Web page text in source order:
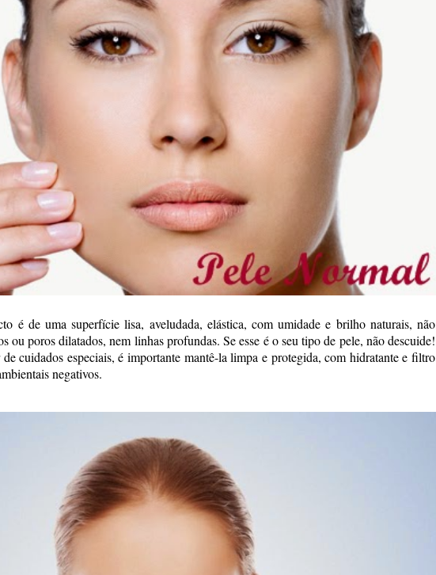
é de uma superfície lisa, aveludada, elástica, com umidade e brilho naturais, não
ou poros dilatados, nem linhas profundas. Se esse é o seu tipo de pele, não descuide!
cuidados especiais, é importante mantê-la limpa e protegida, com hidratante e filtro
negativos.